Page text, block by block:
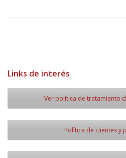
Links de interés
Ver política de tratamiento
Política de clientes y